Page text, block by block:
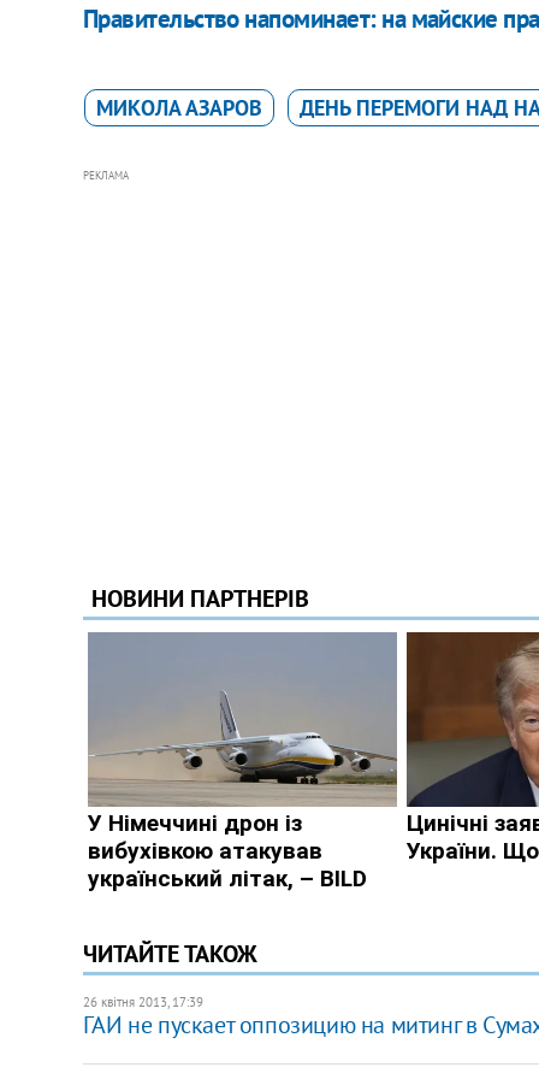
Правительство напоминает: на майские
МИКОЛА АЗАРОВ ДЕНЬ ПЕРЕМОГИ НАД
РЕКЛАМА
ЧИТАЙТЕ ТАКОЖ
26 квітня 2013, 17:39
ГАИ не пускает оппозицию на митинг в